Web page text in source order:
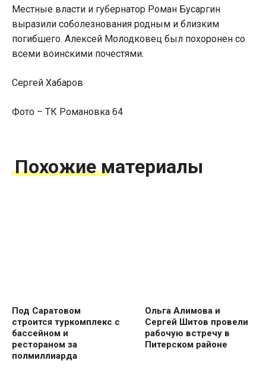
Местные власти и губернатор Роман Бусаргин
выразили соболезнования родным и близким
погибшего. Алексей Молодковец был похоронен со
всеми воинскими почестями.
Сергей Хабаров
Фото – ТК Романовка 64
Похожие материалы
Под Саратовом
строится туркомплекс с
бассейном и
рестораном за
полмиллиарда
Ольга Алимова и
Сергей Шитов провели
рабочую встречу в
Питерском районе